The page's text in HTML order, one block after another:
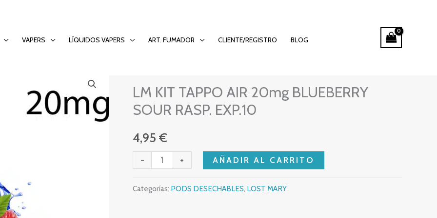
VAPERS LÍQUIDOS VAPERS ART. FUMADOR CLIENTE/REGISTRO BLOG
SOUR RASP. EXP.10
LM KIT TAPPO AIR 20mg BLUEBERRY
SOUR RASP. EXP.10
4,95 €
-
KIT
TAPPO
20mg
BLUEBERRY
RASP.
EXP.10
+ AÑADIR AL CARRITO
Categorías: PODS DESECHABLES, LOST MARY